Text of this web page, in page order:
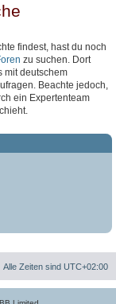
findest, hast du noch
zu suchen. Dort
mit deutschem
Beachte jedoch,
ein Expertenteam
Alle Zeiten sind UTC+02:00